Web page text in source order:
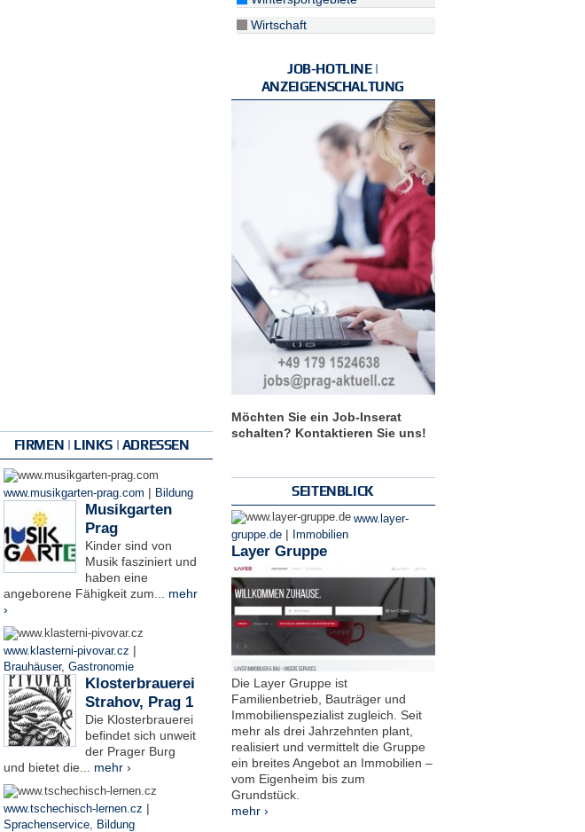
FIRMEN | LINKS | ADRESSEN
www.musikgarten-prag.com | Bildung
Musikgarten
Prag
Kinder sind von
Musik fasziniert und
haben eine
angeborene Fähigkeit zum... mehr
›
www.klasterni-pivovar.cz |
Brauhäuser, Gastronomie
Klosterbrauerei
Strahov, Prag 1
Die Klosterbrauerei
befindet sich unweit
der Prager Burg
und bietet die... mehr ›
www.tschechisch-lernen.cz |
Sprachenservice, Bildung
Wirtschaft
JOB-HOTLINE |
ANZEIGENSCHALTUNG
Möchten Sie ein Job-Inserat
schalten? Kontaktieren Sie uns!
SEITENBLICK
www.layer-
gruppe.de | Immobilien
Layer Gruppe
Die Layer Gruppe ist
Familienbetrieb, Bauträger und
Immobilienspezialist zugleich. Seit
mehr als drei Jahrzehnten plant,
realisiert und vermittelt die Gruppe
ein breites Angebot an Immobilien –
vom Eigenheim bis zum
Grundstück.
mehr ›